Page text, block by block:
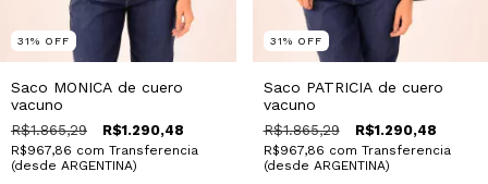
31% OFF
Saco MONICA de cuero
vacuno
R$1.865,29 R$1.290,48
R$967,86 com Transferencia
(desde ARGENTINA)
31% OFF
Saco PATRICIA de cuero
vacuno
R$1.865,29 R$1.290,48
R$967,86 com Transferencia
(desde ARGENTINA)